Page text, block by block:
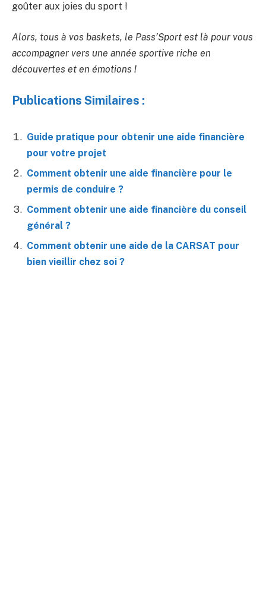
goûter aux joies du sport !
Alors, tous à vos baskets, le Pass’Sport est là pour vous
accompagner vers une année sportive riche en
découvertes et en émotions !
Publications Similaires :
Guide pratique pour obtenir une aide financière
pour votre projet
Comment obtenir une aide financière pour le
permis de conduire ?
Comment obtenir une aide financière du conseil
général ?
Comment obtenir une aide de la CARSAT pour
bien vieillir chez soi ?